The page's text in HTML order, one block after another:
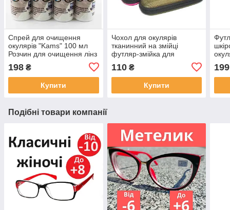
Спрей для очищення
окулярів "Kams" 100 мл
Розчин для очищення лінз
198 ₴
Купити
Чохол для окулярів
тканинний на змійці
футляр-змійка для
окулярів на змійці
110₴
Купити
199
Подібні товари компанії